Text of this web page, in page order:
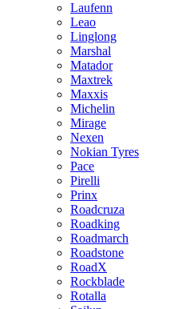
Laufenn
Leao
Linglong
Marshal
Matador
Maxtrek
Maxxis
Michelin
Mirage
Nexen
Nokian Tyres
Pace
Pirelli
Prinx
Roadcruza
Roadking
Roadmarch
Roadstone
RoadX
Rockblade
Rotalla